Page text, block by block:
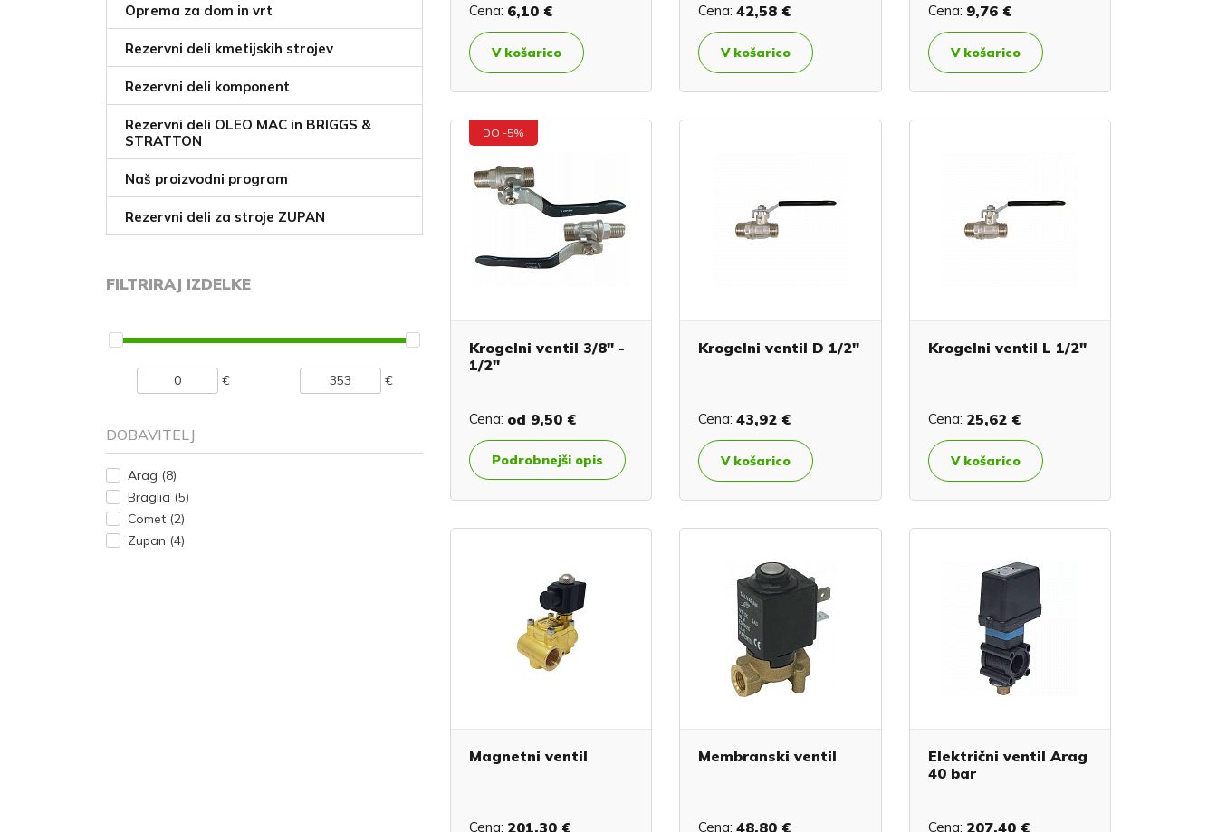
Oprema za dom in vrt
Rezervni deli kmetijskih strojev
Rezervni deli komponent
Rezervni deli OLEO MAC in BRIGGS &
STRATTON
Naš proizvodni program
Rezervni deli za stroje ZUPAN
FILTRIRAJ IZDELKE
€ €
DOBAVITELJ
Arag (8)
Braglia (5)
Comet (2)
Zupan (4)
Cena: 6,10 €
V košarico
Cena: 42,58 €
V košarico
Cena: 9,76 €
V košarico
DO -5%
Krogelni ventil 3/8" -
1/2"
Cena: od 9,50 €
Podrobnejši opis
Krogelni ventil D 1/2"
Cena: 43,92 €
V košarico
Krogelni ventil L 1/2"
Cena: 25,62 €
V košarico
Magnetni ventil
Cena: 201,30 €
Membranski ventil
Cena: 48,80 €
Električni ventil Arag
40 bar
Cena: 207,40 €